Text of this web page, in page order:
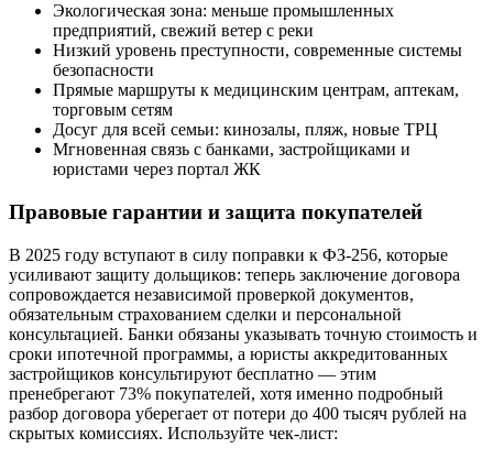
Экологическая зона: меньше промышленных
предприятий, свежий ветер с реки
Низкий уровень преступности, современные системы
безопасности
Прямые маршруты к медицинским центрам, аптекам,
торговым сетям
Досуг для всей семьи: кинозалы, пляж, новые ТРЦ
Мгновенная связь с банками, застройщиками и
юристами через портал ЖК
Правовые гарантии и защита покупателей
В 2025 году вступают в силу поправки к ФЗ-256, которые
усиливают защиту дольщиков: теперь заключение договора
сопровождается независимой проверкой документов,
обязательным страхованием сделки и персональной
консультацией. Банки обязаны указывать точную стоимость и
сроки ипотечной программы, а юристы аккредитованных
застройщиков консультируют бесплатно — этим
пренебрегают 73% покупателей, хотя именно подробный
разбор договора уберегает от потери до 400 тысяч рублей на
скрытых комиссиях. Используйте чек-лист: